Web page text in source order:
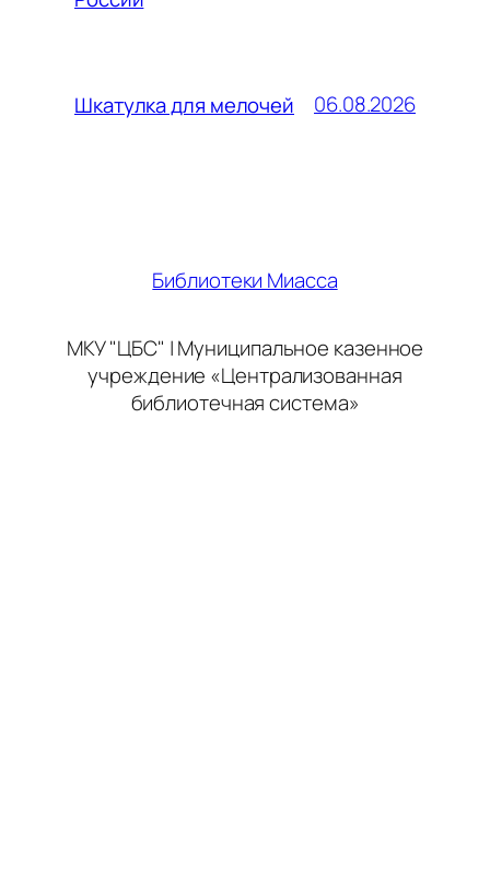
Шкатулка для мелочей 06.08.2026
Библиотеки Миасса
МКУ "ЦБС" | Муниципальное казенное
учреждение «Централизованная
библиотечная система»